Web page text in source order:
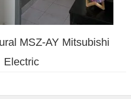
MSZ-AY Mitsubishi
Electric